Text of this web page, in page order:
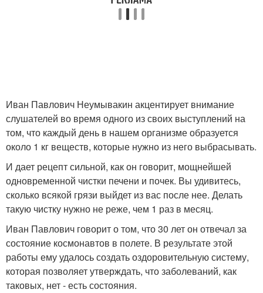
Иван Павлович Неумывакин акцентирует внимание
слушателей во время одного из своих выступлений на
том, что каждый день в нашем организме образуется
около 1 кг веществ, которые нужно из него выбрасывать.
И дает рецепт сильной, как он говорит, мощнейшей
одновременной чистки печени и почек. Вы удивитесь,
сколько всякой грязи выйдет из вас после нее. Делать
такую чистку нужно не реже, чем 1 раз в месяц.
Иван Павлович говорит о том, что 30 лет он отвечал за
состояние космонавтов в полете. В результате этой
работы ему удалось создать оздоровительную систему,
которая позволяет утверждать, что заболеваний, как
таковых, нет - есть состояния.